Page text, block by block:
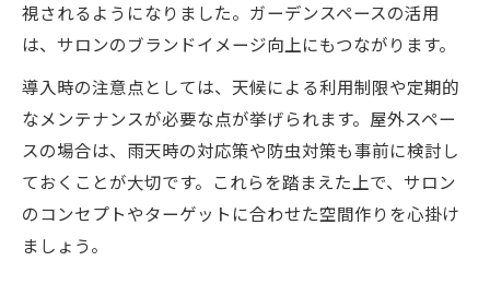
視されるようになりました。ガーデンスペースの活用
は、サロンのブランドイメージ向上にもつながります。
導入時の注意点としては、天候による利用制限や定期的
なメンテナンスが必要な点が挙げられます。屋外スペー
スの場合は、雨天時の対応策や防虫対策も事前に検討し
ておくことが大切です。これらを踏まえた上で、サロン
のコンセプトやターゲットに合わせた空間作りを心掛け
ましょう。